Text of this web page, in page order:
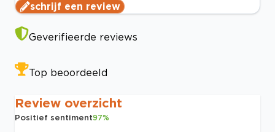
schrijf een review
Geverifieerde reviews
Top beoordeeld
Review overzicht
Positief sentiment97%